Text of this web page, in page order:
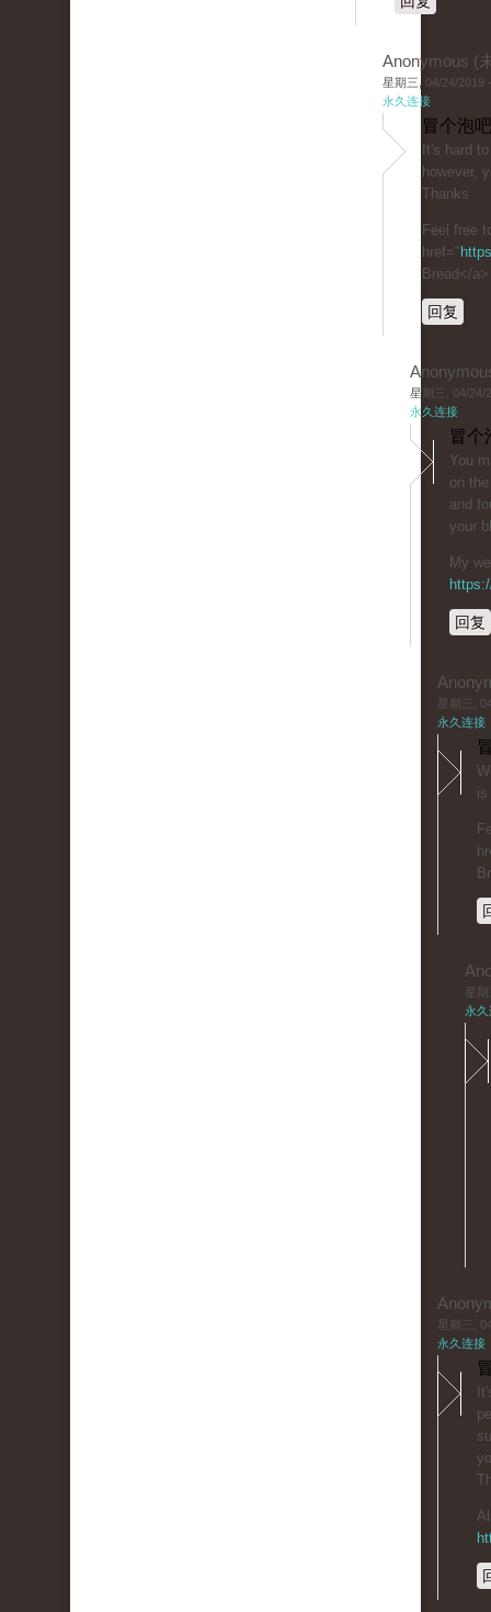
Anonymous (
星期三, 04/24/2019
永久连接
冒个泡
It's hard
however,
Thanks
Feel free
href="
Bread</a>
回复
星期三, 04/24/
永久连接
冒个
You
on
and
your
My
回复
星期三,
永久连接
is
星
永久
星期三,
永久连接